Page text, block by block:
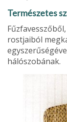
Természetes
rostjaiból
hálószobának.